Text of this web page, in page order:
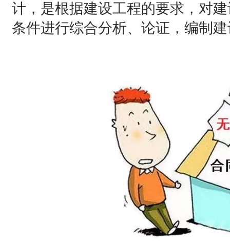
计，是根据建设工程的要求，对
条件进行综合分析、论证，编制